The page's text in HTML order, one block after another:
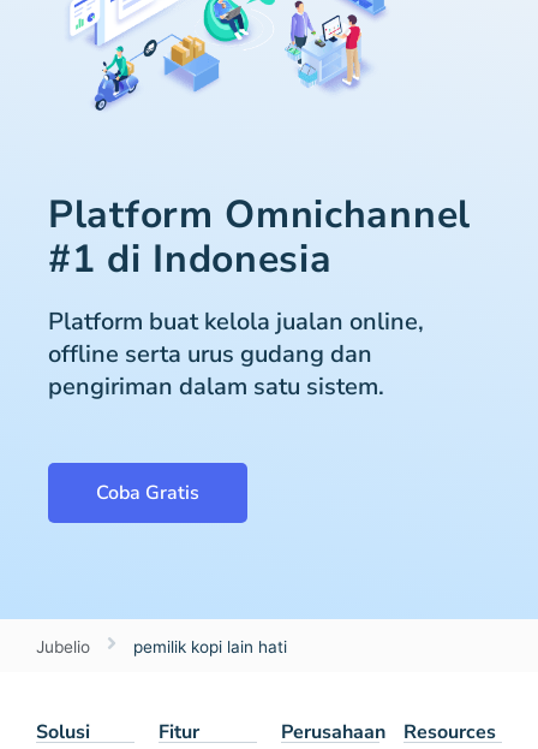
Platform Omnichannel
#1 di Indonesia
Platform buat kelola jualan online,
offline serta urus gudang dan
pengiriman dalam satu sistem.
Coba Gratis
Jubelio pemilik kopi lain hati
Solusi Fitur Perusahaan Resources